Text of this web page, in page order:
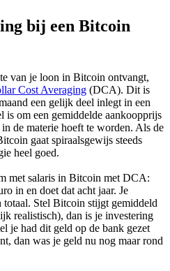
bij een Bitcoin
van je loon in Bitcoin ontvangt,
Cost Averaging (DCA). Dit is
een gelijk deel inlegt in een
om een gemiddelde aankoopprijs
de materie hoeft te worden. Als de
gaat spiraalsgewijs steeds
heel goed.
met salaris in Bitcoin met DCA:
in en doet dat acht jaar. Je
Stel Bitcoin stijgt gemiddeld
realistisch), dan is je investering
je had dit geld op de bank gezet
dan was je geld nu nog maar rond